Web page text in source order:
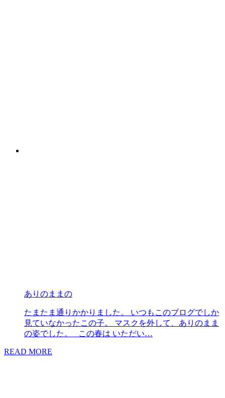
ありのままの
たまたま通りかかりました。 いつもこのブログでしか
見ていなかったこの子。 マスクを外して、ありのまま
の姿でした。 この春は いただい…
READ MORE